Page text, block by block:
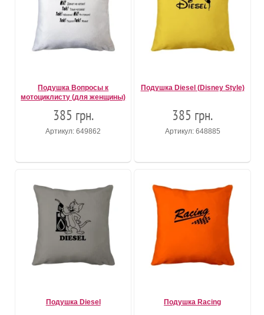
Подушка Вопросы к
мотоциклисту (для женщины)
385 грн.
Артикул: 649862
Подушка Diesel (Disney Style)
385 грн.
Артикул: 648885
Подушка Diesel Подушка Racing